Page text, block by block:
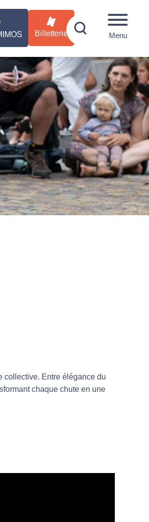
Billetterie Menu
collective. Entre élégance du
chaque chute en une